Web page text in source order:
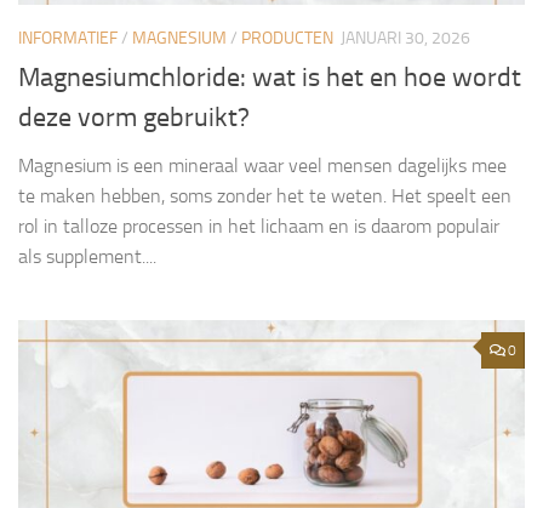
INFORMATIEF/ MAGNESIUM / PRODUCTEN JANUARI 30, 2026
Magnesiumchloride: wat is het en hoe wordt
deze vorm gebruikt?
Magnesium is een mineraal waar veel mensen dagelijks mee
te maken hebben, soms zonder het te weten. Het speelt een
rol in talloze processen in het lichaam en is daarom populair
als supplement....
0